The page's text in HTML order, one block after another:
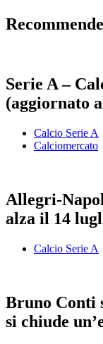
Serie A –
(aggiornato
Calcio Serie A
Calciomercato
Allegri-
alza il 14
Calcio Serie A
Bruno Conti
si chiude